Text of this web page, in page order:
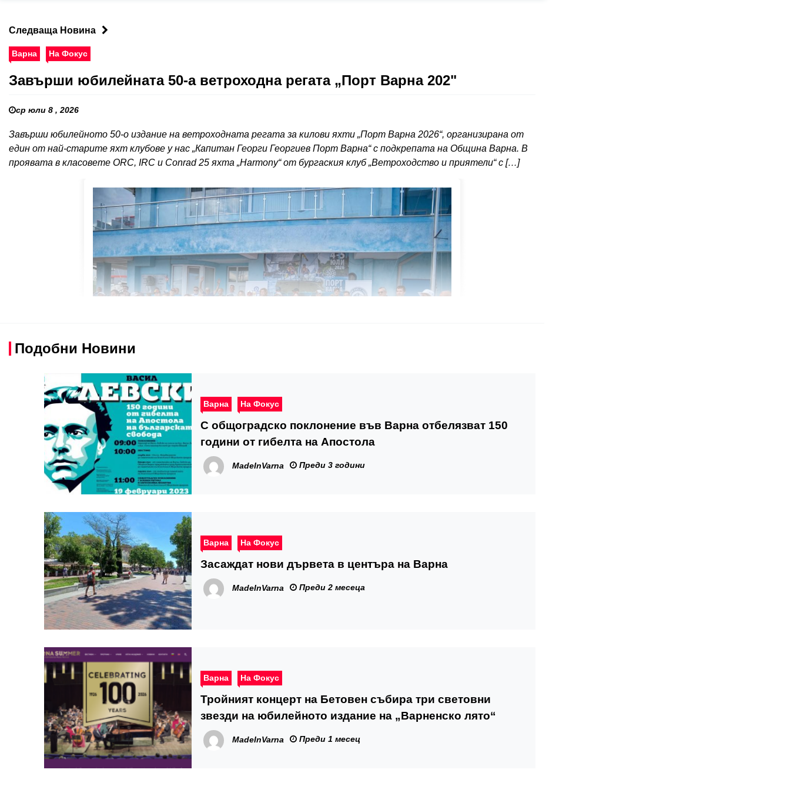
Следваща Новина
Варна На Фокус
Завърши юбилейната 50-а ветроходна регата „Порт Варна 202"
ср юли 8 , 2026
Завърши юбилейното 50-о издание на ветроходната регата за килови яхти „Порт Варна 2026“, организирана от
един от най-старите яхт клубове у нас „Капитан Георги Георгиев Порт Варна“ с подкрепата на Община Варна. В
проявата в класовете ORC, IRC и Conrad 25 яхта „Harmony“ от бургаския клуб „Ветроходство и приятели“ с […]
Подобни Новини
Варна На Фокус
С общоградско поклонение във Варна отбелязват 150
години от гибелта на Апостола
MadeInVarna Преди 3 години
Варна На Фокус
Засаждат нови дървета в центъра на Варна
MadeInVarna Преди 2 месеца
Варна На Фокус
Тройният концерт на Бетовен събира три световни
звезди на юбилейното издание на „Варненско лято“
MadeInVarna Преди 1 месец